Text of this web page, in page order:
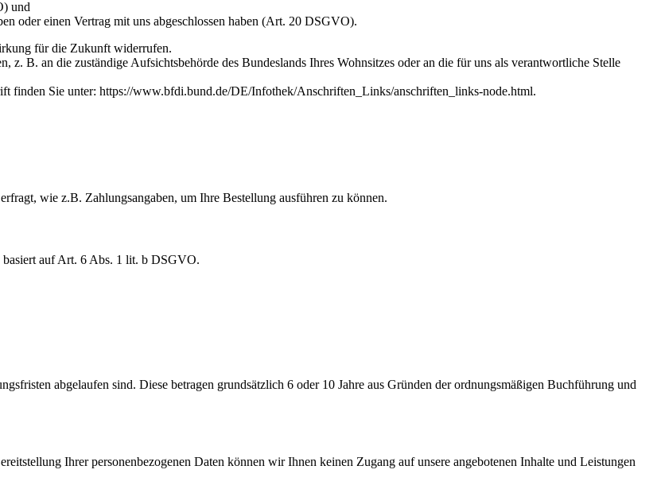
und
oder einen Vertrag mit uns abgeschlossen haben (Art. 20 DSGVO).
für die Zukunft widerrufen.
z. B. an die zuständige Aufsichtsbehörde des Bundeslands Ihres Wohnsitzes oder an die für uns als verantwortliche Stelle
finden Sie unter: https://www.bfdi.bund.de/DE/Infothek/Anschriften_Links/anschriften_links-node.html.
wie z.B. Zahlungsangaben, um Ihre Bestellung ausführen zu können.
basiert auf Art. 6 Abs. 1 lit. b DSGVO.
abgelaufen sind. Diese betragen grundsätzlich 6 oder 10 Jahre aus Gründen der ordnungsmäßigen Buchführung und
Ihrer personenbezogenen Daten können wir Ihnen keinen Zugang auf unsere angebotenen Inhalte und Leistungen